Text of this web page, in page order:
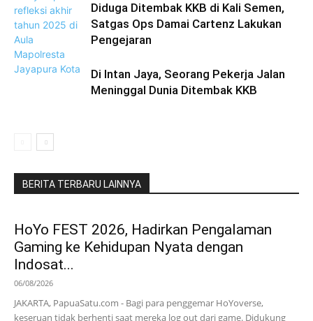
Diduga Ditembak KKB di Kali Semen,
Satgas Ops Damai Cartenz Lakukan
Pengejaran
Di Intan Jaya, Seorang Pekerja Jalan
Meninggal Dunia Ditembak KKB
BERITA TERBARU LAINNYA
HoYo FEST 2026, Hadirkan Pengalaman
Gaming ke Kehidupan Nyata dengan
Indosat...
06/08/2026
JAKARTA, PapuaSatu.com - Bagi para penggemar HoYoverse,
keseruan tidak berhenti saat mereka log out dari game. Didukung